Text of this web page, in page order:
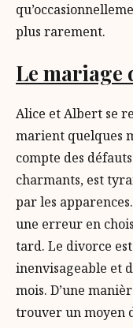
plus rarement.
Le mariage
Alice et Albert se
marient quelques
compte des
charmants, est
par les
une erreur en
tard. Le divorce
inenvisageable et
mois. D’une
trouver un moyen